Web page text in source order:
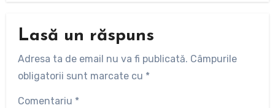
Lasă un răspuns
Adresa ta de email nu va fi publicată. Câmpurile
obligatorii sunt marcate cu *
Comentariu *